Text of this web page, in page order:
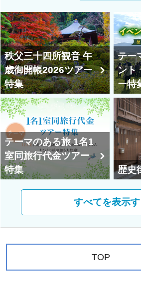
秩父三十四所観音 午
歳御開帳2026ツアー
特集
テー
ント
ー特
テーマのある旅 1名1
室同旅行代金ツアー
特集
歴史
神社仏閣めぐり（御
開帳・特別拝観）の
すべてを表示
TOP